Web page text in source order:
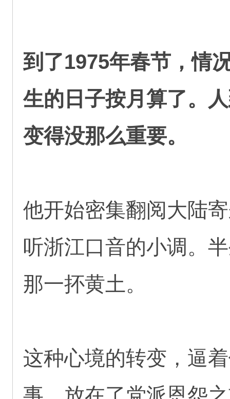
到了1975年春节，情
生的日子按月算了。
变得没那么重要。
他开始密集翻阅大陆
听浙江口音的小调。
那一抔黄土。
这种心境的转变，逼